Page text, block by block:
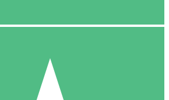
US$1500
10 Download
20